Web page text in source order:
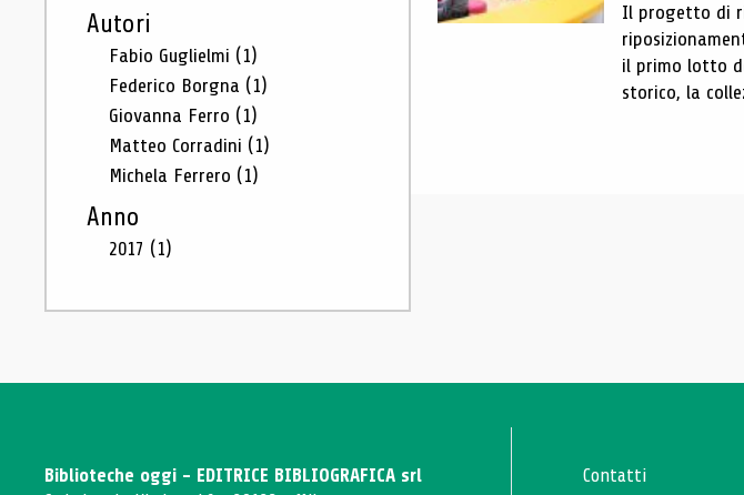
Autori
Fabio Guglielmi (1)
Federico Borgna (1)
Giovanna Ferro (1)
Matteo Corradini (1)
Michela Ferrero (1)
Anno
2017 (1)
Il progetto di
il primo lotto
storico, la
Biblioteche oggi - EDITRICE BIBLIOGRAFICA srl
Contatti